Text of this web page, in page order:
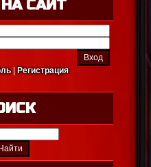
САЙТ
|Регистрация